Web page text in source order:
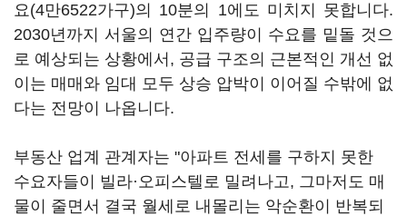
요(4만6522가구)의 10분의 1에도 미치지 못합니다.
2030년까지 서울의 연간 입주량이 수요를 밑돌 것으
로 예상되는 상황에서, 공급 구조의 근본적인 개선 없
이는 매매와 임대 모두 상승 압박이 이어질 수밖에 없
다는 전망이 나옵니다.
부동산 업계 관계자는 "아파트 전세를 구하지 못한
수요자들이 빌라·오피스텔로 밀려나고, 그마저도 매
물이 줄면서 결국 월세로 내몰리는 악순환이 반복되